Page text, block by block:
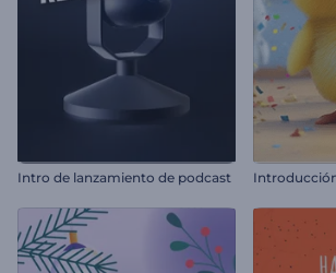
Intro de lanzamiento de podcast